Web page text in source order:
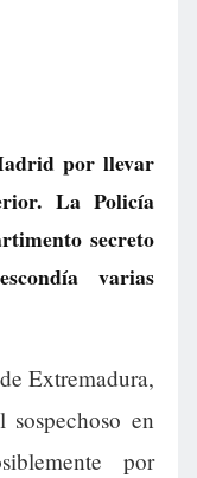
por llevar
La Policía
secreto
varias
Extremadura,
sospechoso en
por